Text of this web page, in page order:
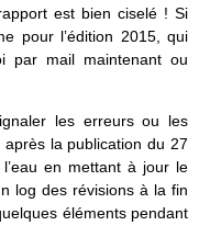
est bien ciselé ! Si
pour l’édition 2015, qui
par mail maintenant ou
les erreurs ou les
la publication du 27
en mettant à jour le
log des révisions à la fin
éléments pendant